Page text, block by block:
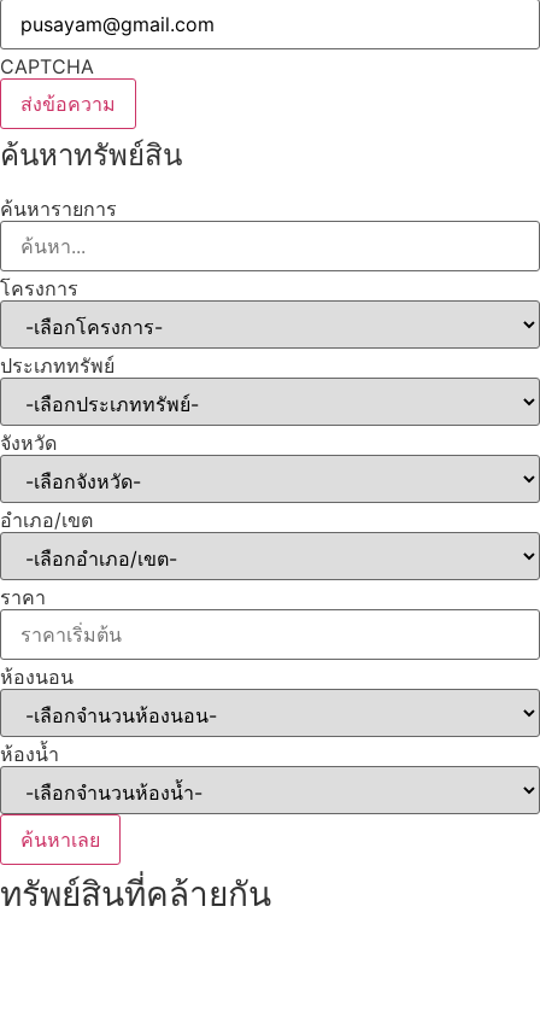
CAPTCHA
ค้นหาทรัพย์สิน
ค้นหารายการ
โครงการ
ประเภททรัพย์
จังหวัด
อำเภอ/เขต
ราคา
ห้องนอน
ห้องน้ำ
ค้นหาเลย
ทรัพย์สินที่คล้ายกัน